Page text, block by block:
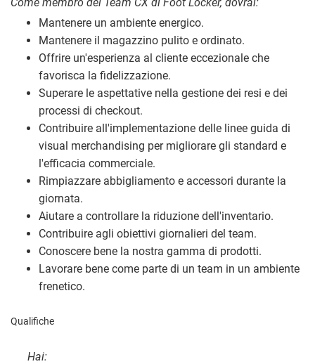
Mantenere un ambiente energico.
Mantenere il magazzino pulito e ordinato.
Offrire un'esperienza al cliente eccezionale che
favorisca la fidelizzazione.
Superare le aspettative nella gestione dei resi e dei
processi di checkout.
Contribuire all'implementazione delle linee guida di
visual merchandising per migliorare gli standard e
l'efficacia commerciale.
Rimpiazzare abbigliamento e accessori durante la
giornata.
Aiutare a controllare la riduzione dell'inventario.
Contribuire agli obiettivi giornalieri del team.
Conoscere bene la nostra gamma di prodotti.
Lavorare bene come parte di un team in un ambiente
frenetico.
Qualifiche
Hai: